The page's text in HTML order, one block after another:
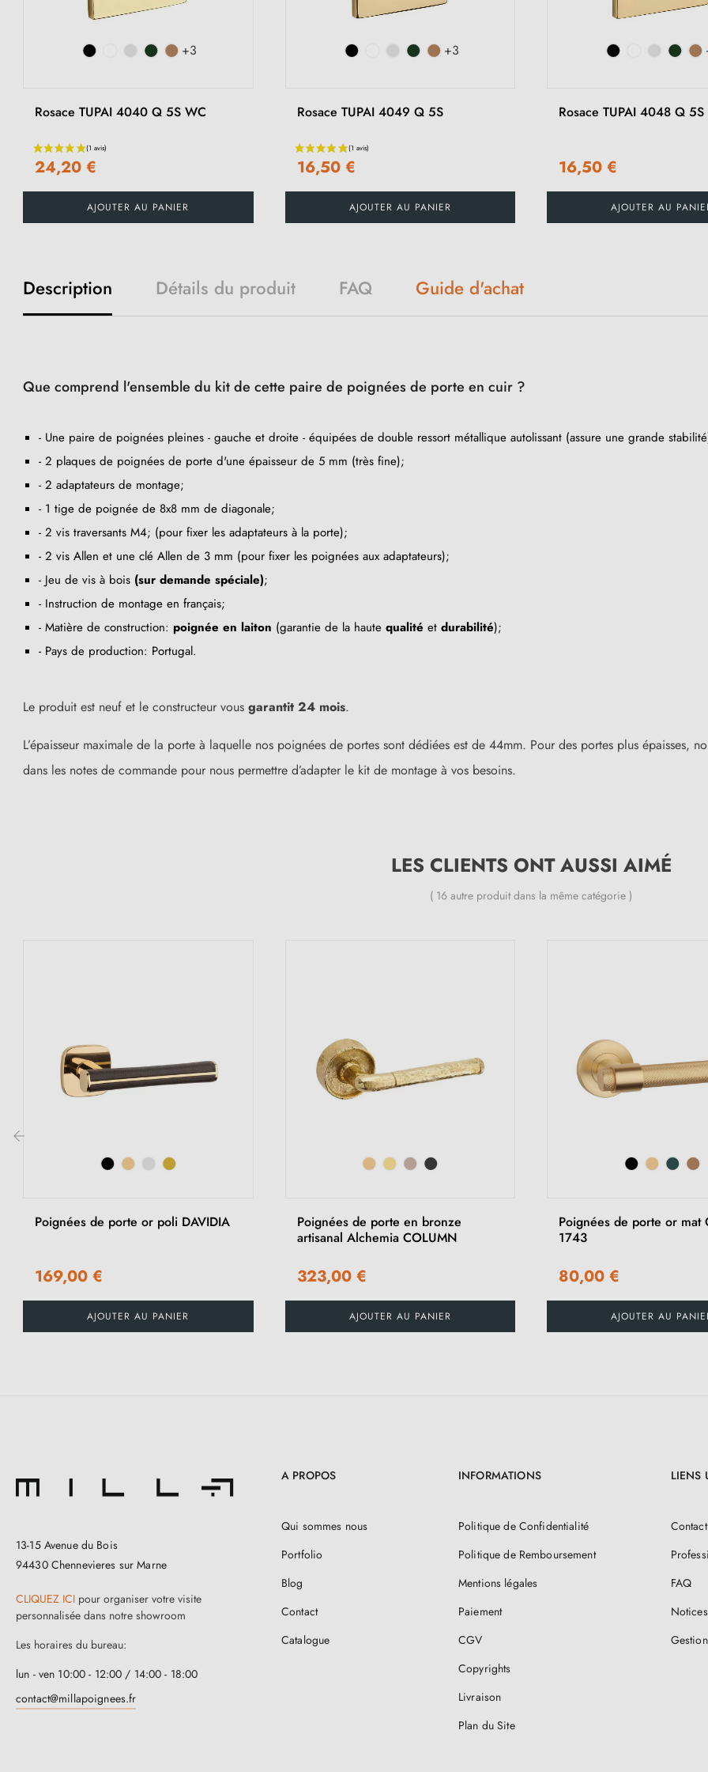
+3
Rosace TUPAI 4040 Q 5S WC
24,20 €
AJOUTER AU PANIER
+3
Rosace TUPAI 4049 Q 5S
16,50 €
AJOUTER AU PANIER
Rosace TUPAI 4048 Q 5S
16,50 €
AJOUTER AU
Description Détails du produit FAQ Guide d'achat
Que comprend l'ensemble du kit de cette paire de poignées de porte en cuir ?
- Une paire de poignées pleines - gauche et droite - équipées de double ressort métallique autolissant (assure une grande
- 2 plaques de poignées de porte d'une épaisseur de 5 mm (très fine);
- 2 adaptateurs de montage;
- 1 tige de poignée de 8x8 mm de diagonale;
- 2 vis traversants M4; (pour fixer les adaptateurs à la porte);
- 2 vis Allen et une clé Allen de 3 mm (pour fixer les poignées aux adaptateurs);
- Jeu de vis à bois (sur demande spéciale);
- Instruction de montage en français;
- Matière de construction: poignée en laiton (garantie de la haute qualité et durabilité);
- Pays de production: Portugal.
Le produit est neuf et le constructeur vous garantit 24 mois.
L’épaisseur maximale de la porte à laquelle nos poignées de portes sont dédiées est de 44mm. Pour des portes plus épaisses,
dans les notes de commande pour nous permettre d’adapter le kit de montage à vos besoins.
LES CLIENTS ONT AUSSI AIMÉ
( 16 autre produit dans la même catégorie )
Poignées de porte or poli DAVIDIA
169,00 €
AJOUTER AU PANIER
Poignées de porte en bronze
artisanal Alchemia COLUMN
323,00 €
AJOUTER AU PANIER
Poignées de porte or mat
1743
80,00 €
AJOUTER AU
13-15 Avenue du Bois
94430 Chennevieres sur Marne
CLIQUEZ ICI pour organiser votre visite
personnalisée dans notre showroom
Les horaires du bureau:
lun - ven 10:00 - 12:00 / 14:00 - 18:00
contact@millapoignees.fr
A PROPOS
Qui sommes nous
Portfolio
Blog
Contact
Catalogue
INFORMATIONS
Politique de Confidentialité
Politique de Remboursement
Mentions légales
Paiement
CGV
Copyrights
Livraison
Plan du Site
LIENS
Contact
FAQ